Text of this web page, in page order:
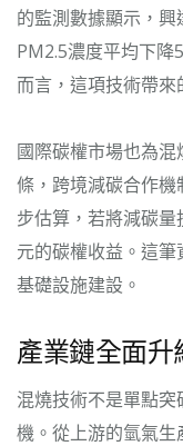
的監測數據顯示，
PM2.5濃度平均下降
而言，這項技術帶來
國際碳權市場也為
條，跨境減碳合作
步估算，若將減碳
元的碳權收益。這
基礎設施建設。
產業鏈全面升
混燒技術不是單點
機。從上游的氫氣